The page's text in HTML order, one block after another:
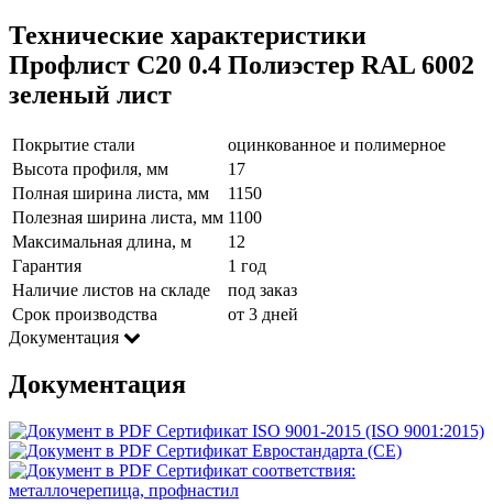
Технические характеристики
Профлист С20 0.4 Полиэстер RAL 6002
зеленый лист
Покрытие стали
оцинкованное и полимерное
Высота профиля, мм
17
Полная ширина листа, мм
1150
Полезная ширина листа, мм 1100
Максимальная длина, м
12
Гарантия
1 год
Наличие листов на складе
под заказ
Срок производства
от 3 дней
Документация
Документация
Сертификат ISO 9001-2015 (ISO 9001:2015)
Сертификат Евростандарта (CE)
Сертификат соответствия:
металлочерепица, профнастил